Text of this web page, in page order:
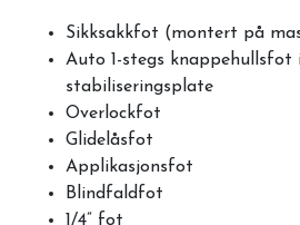
Sikksakkfot (montert på
Auto 1-stegs knappehullsfot
stabiliseringsplate
Overlockfot
Glidelåsfot
Applikasjonsfot
Blindfaldfot
1/4” fot